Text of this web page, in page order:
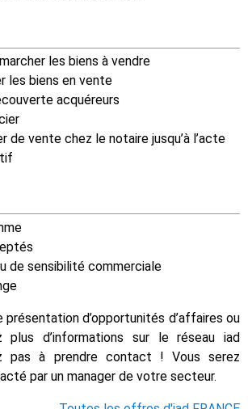
les biens à vendre
les biens en vente
acquéreurs
de vente chez le notaire jusqu’à l’acte
de sensibilité commerciale
présentation d’opportunités d’affaires ou
plus d’informations sur le réseau iad
pas à prendre contact ! Vous serez
par un manager de votre secteur.